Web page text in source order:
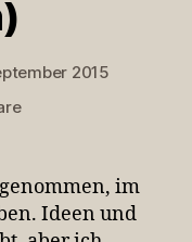
2015
zu
Urlaub
(2015-
im
Ideen und